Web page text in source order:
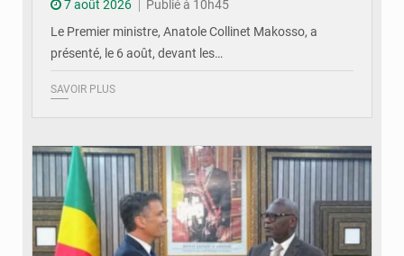
7 août 2026
Publié à 10h45
Le Premier ministre, Anatole Collinet Makosso, a
présenté, le 6 août, devant les…
SAVOIR PLUS